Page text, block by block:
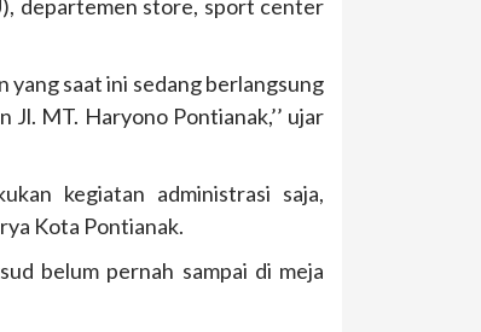
departemen store, sport center
yang saat ini sedang berlangsung
Jl. MT. Haryono Pontianak,’’ ujar
kegiatan administrasi saja,
Kota Pontianak.
belum pernah sampai di meja